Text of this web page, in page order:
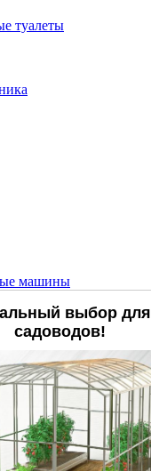
туалеты
машины
выбор для
садоводов!